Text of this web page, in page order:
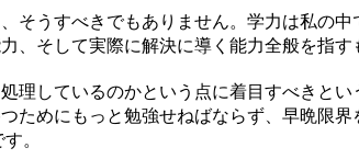
うすべきでもありません。学力は私の
そして実際に解決に導く能力全般を指す
しているのかという点に着目すべきと
めにもっと勉強せねばならず、早晩限
。